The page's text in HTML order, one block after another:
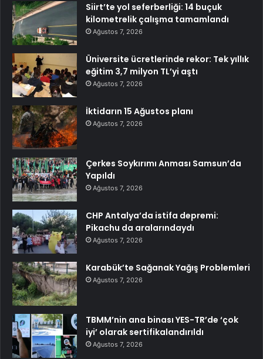
Siirt’te yol seferberliği: 14 buçuk
kilometrelik çalışma tamamlandı
Ağustos 7, 2026
Üniversite ücretlerinde rekor: Tek yıllık
eğitim 3,7 milyon TL’yi aştı
Ağustos 7, 2026
İktidarın 15 Ağustos planı
Ağustos 7, 2026
Çerkes Soykırımı Anması Samsun’da
Yapıldı
Ağustos 7, 2026
CHP Antalya’da istifa depremi:
Pikachu da aralarındaydı
Ağustos 7, 2026
Karabük’te Sağanak Yağış Problemleri
Ağustos 7, 2026
TBMM’nin ana binası YES-TR’de ‘çok
iyi’ olarak sertifikalandırıldı
Ağustos 7, 2026